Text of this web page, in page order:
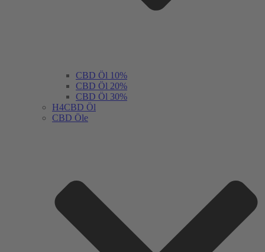
CBD Öl 10%
CBD Öl 20%
CBD Öl 30%
H4CBD Öl
CBD Öle